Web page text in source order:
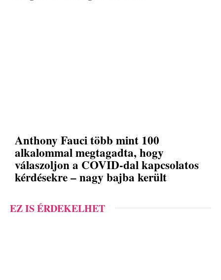
Anthony Fauci több mint 100
alkalommal megtagadta, hogy
válaszoljon a COVID-dal kapcsolatos
kérdésekre – nagy bajba került
EZ IS ÉRDEKELHET